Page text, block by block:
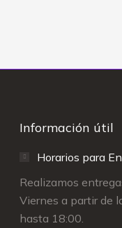
Información útil
Horarios para
Realizamos
Viernes a partir de
hasta 18:00.